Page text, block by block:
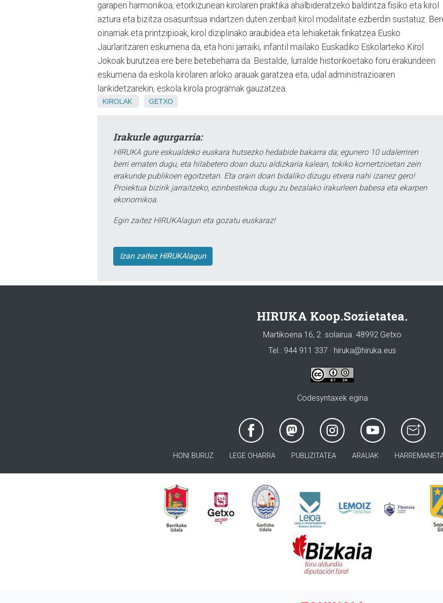
garapen harmonikoa, etorkizunean kirolaren praktika ahalbideratzeko baldintza fisiko eta kirol
aztura eta bizitza osasuntsua indartzen duten zenbait kirol modalitate ezberdin sustatuz.
oinarriak eta printzipioak, kirol diziplinako araubidea eta lehiaketak finkatzea Eusko
Jaurlaritzaren eskumena da, eta honi jarraiki, infantil mailako Euskadiko Eskolarteko Kirol
Jokoak burutzea ere bere betebeharra da. Bestalde, lurralde historikoetako foru erakundeen
eskumena da eskola kirolaren arloko arauak garatzea eta, udal administrazioaren
lankidetzarekin, eskola kirola programak gauzatzea.
KIROLAK GETXO
Irakurle agurgarria:
HIRUKA gure eskualdeko euskara hutsezko hedabide bakarra da; egunero 10 udalerriren
berri ematen dugu, eta hilabetero doan duzu aldizkaria kalean, tokiko komertzioetan zein
erakunde publikoen egoitzetan. Eta orain doan bidaliko dizugu etxera nahi izanez gero!
Proiektua bizirik jarraitzeko, ezinbestekoa dugu zu bezalako irakurleen babesa eta ekarpen
ekonomikoa.
Egin zaitez HIRUKAlagun eta gozatu euskaraz!
Izan zaitez HIRUKAlagun
HIRUKA Koop.Sozietatea.
Martikoena 16, 2. solairua. 48992 Getxo
Tel.: 944 911 337 · hiruka@hiruka.eus
Codesyntaxek egina
HONI BURUZ LEGE OHARRA PUBLIZITATEA ARAUAK